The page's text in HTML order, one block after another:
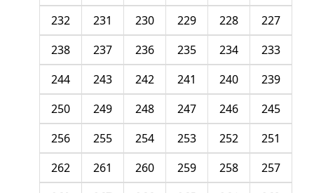
227
228
229
230
231
232
233
234
235
236
237
238
239
240
241
242
243
244
245
246
247
248
249
250
251
252
253
254
255
256
257
258
259
260
261
262